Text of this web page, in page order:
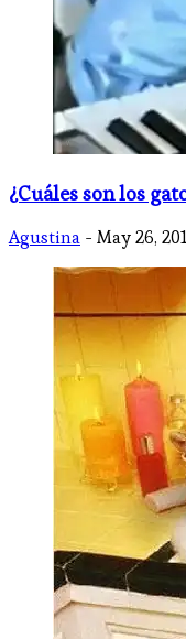
¿Cuáles son los
Agustina - May 26,